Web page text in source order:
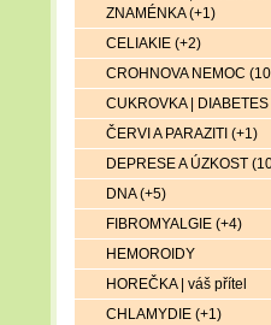
ZNAMÉNKA (+1)
CELIAKIE (+2)
CROHNOVA NEMOC
CUKROVKA |
ČERVI A PARAZITI (+1)
DEPRESE A ÚZKOST
DNA (+5)
FIBROMYALGIE (+4)
HEMOROIDY
HOREČKA | váš přítel
CHLAMYDIE (+1)